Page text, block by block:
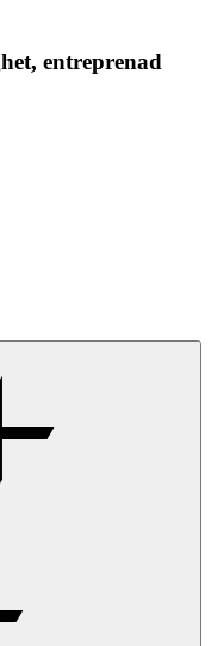
entreprenad